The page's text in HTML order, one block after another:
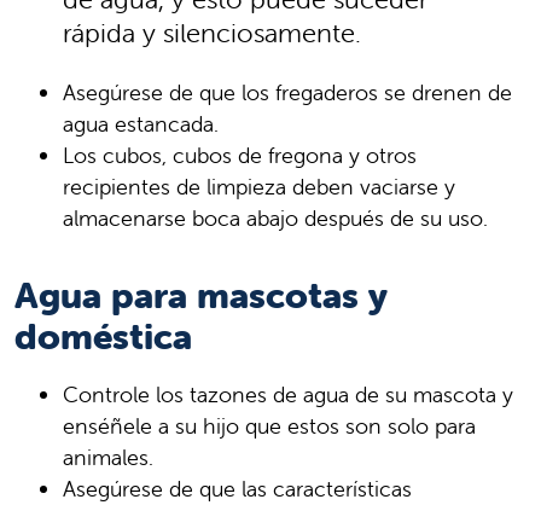
rápida y silenciosamente.
Asegúrese de que los fregaderos se drenen de
agua estancada.
Los cubos, cubos de fregona y otros
recipientes de limpieza deben vaciarse y
almacenarse boca abajo después de su uso.
Agua para mascotas y
doméstica
Controle los tazones de agua de su mascota y
enséñele a su hijo que estos son solo para
animales.
Asegúrese de que las características